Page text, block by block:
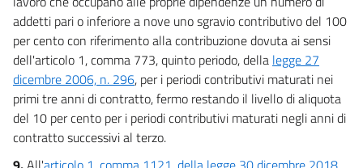
addetti pari o inferiore a nove uno sgravio contributivo del 100
per cento con riferimento alla contribuzione dovuta ai sensi
dell'articolo 1, comma 773, quinto periodo, della legge 27
dicembre 2006, n. 296, per i periodi contributivi maturati nei
primi tre anni di contratto, fermo restando il livello di aliquota
del 10 per cento per i periodi contributivi maturati negli anni di
contratto successivi al terzo.